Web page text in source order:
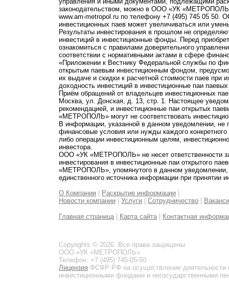
законодательством, можно в ООО «УК
www.am-metropol.ru по телефону +7 (495) 745 05
инвестиционных паев может увеличиваться или
Результаты инвестирования в прошлом не
инвестиций в инвестиционные фонды. Перед
ознакомиться с правилами доверительного
соответствии с нормативными актами в сфере
«Приложении к Вестнику Федеральной службы по
открытым паевым инвестиционным фондом,
их выдаче и скидки к расчетной стоимости паев при
доходность инвестиций в инвестиционные паи
Приём обращений от владельцев инвестиционных
Москва, ул. Донская, д. 13, стр. 1. Настоящее
рекомендацией, и инвестиционные паи открытых
«МЕТРОПОЛЬ» могут не соответствовать
В информации, указанной в данном уведомлении,
финансовые условия или нужды каждого
либо операции инвестиционным целям,
инвестора.
ООО «УК «МЕТРОПОЛЬ» не несет ответственности
инвестирования в инвестиционные паи открытого
«МЕТРОПОЛЬ», упомянутого в данном уведомлении,
единственного источника информации при принятии
О Компании
Раскрытие информации
Новости компании
Услуги Сотрудничество
Главная страница Карта сайта Контактная
Copyrights © 2026. Все права защищены
ООО «УК «МЕТРОПОЛЬ»
Телефон: +7 (495) 745-05-50
Лицензия ФСФР РФ на осуществление
инвестиционными фондами и негосударственными